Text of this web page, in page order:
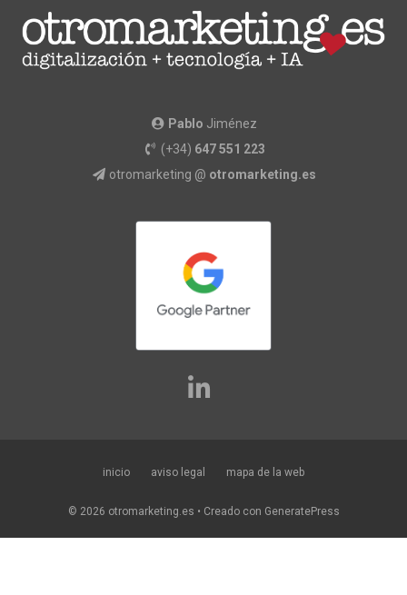
Pablo Jiménez
(+34) 647 551 223
otromarketing @ otromarketing.es
inicio aviso legal mapa de la web
© 2026 otromarketing.es • Creado con GeneratePress